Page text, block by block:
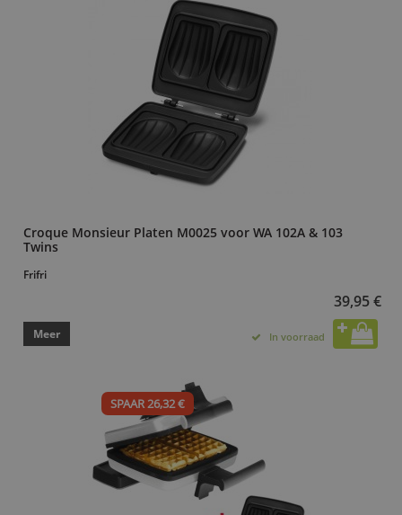
Croque Monsieur Platen M0025 voor WA 102A & 103
Twins
Frifri
39,95 €
Meer In voorraad
SPAAR 26,32 €